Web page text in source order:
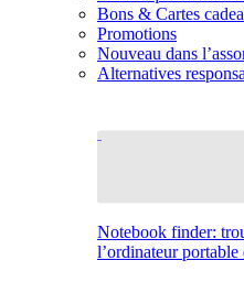
Bons & Cartes
Promotions
Nouveau dans
Alternatives
Notebook finder:
l’ordinateur